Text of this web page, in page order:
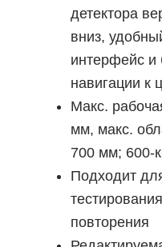
детектора
вниз,
интерфейс и
навигации к
Макс.
мм, макс.
700 мм; 600-
Подходит
повторения